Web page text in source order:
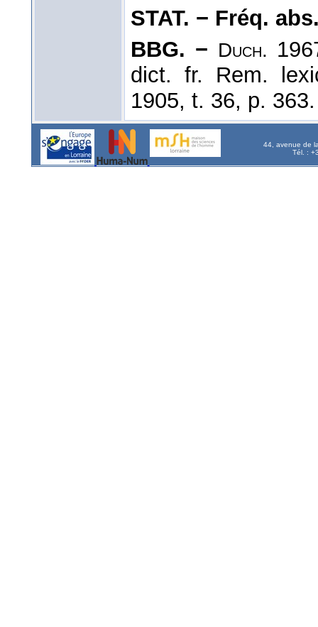
STAT. − Fréq.
BBG. − Duch.
dict. fr. Rem.
1905, t. 36, p. 363.
44, avenue de
Tél. :